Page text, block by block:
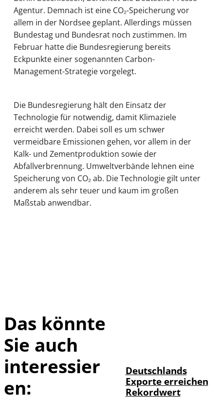
Agentur. Demnach ist eine CO₂-Speicherung vor
allem in der Nordsee geplant. Allerdings müssen
Bundestag und Bundesrat noch zustimmen. Im
Februar hatte die Bundesregierung bereits
Eckpunkte einer sogenannten Carbon-
Management-Strategie vorgelegt.
Die Bundesregierung hält den Einsatz der
Technologie für notwendig, damit Klimaziele
erreicht werden. Dabei soll es um schwer
vermeidbare Emissionen gehen, vor allem in der
Kalk- und Zementproduktion sowie der
Abfallverbrennung. Umweltverbände lehnen eine
Speicherung von CO₂ ab. Die Technologie gilt unter
anderem als sehr teuer und kaum im großen
Maßstab anwendbar.
Das könnte
Sie auch
interessier
en:
Deutschlands
Exporte erreichen
Rekordwert